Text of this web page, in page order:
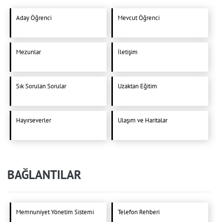
Aday Öğrenci Mevcut Öğrenci
Mezunlar İletişim
Sık Sorulan Sorular Uzaktan Eğitim
Hayırseverler Ulaşım ve Haritalar
BAĞLANTILAR
Memnuniyet Yönetim Sistemi Telefon Rehberi